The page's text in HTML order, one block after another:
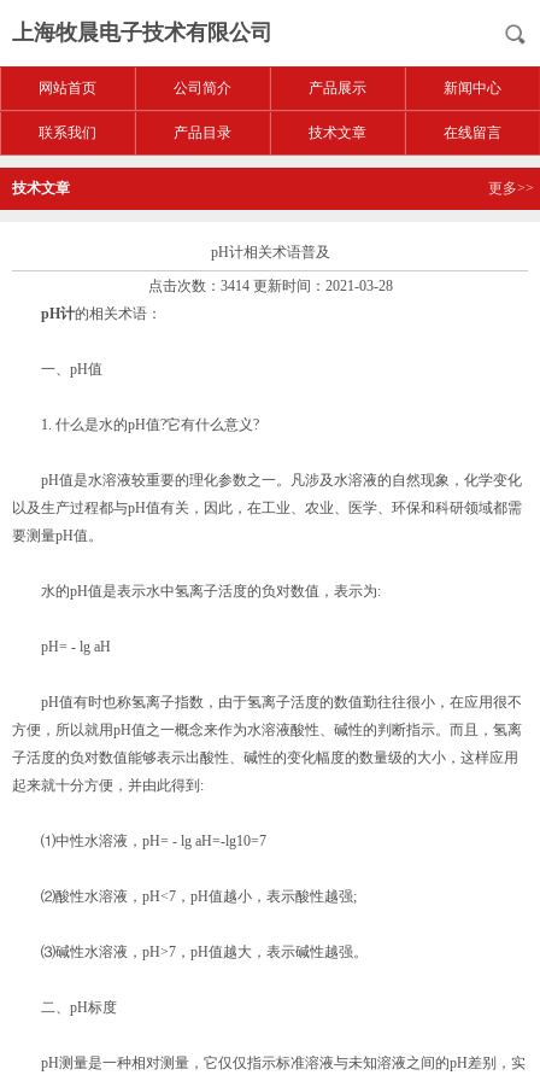
上海牧晨电子技术有限公司
网站首页 公司简介 产品展示 新闻中心
联系我们 产品目录 技术文章 在线留言
技术文章 更多>>
pH计相关术语普及
点击次数：3414 更新时间：2021-03-28
pH计的相关术语：
一、pH值
1. 什么是水的pH值?它有什么意义?
pH值是水溶液较重要的理化参数之一。凡涉及水溶液的自然现象，化学变化
以及生产过程都与pH值有关，因此，在工业、农业、医学、环保和科研领域都需
要测量pH值。
水的pH值是表示水中氢离子活度的负对数值，表示为:
pH= - lg aH
pH值有时也称氢离子指数，由于氢离子活度的数值勤往往很小，在应用很不
方便，所以就用pH值之一概念来作为水溶液酸性、碱性的判断指示。而且，氢离
子活度的负对数值能够表示出酸性、碱性的变化幅度的数量级的大小，这样应用
起来就十分方便，并由此得到:
⑴中性水溶液，pH= - lg aH=-lg10=7
⑵酸性水溶液，pH<7，pH值越小，表示酸性越强;
⑶碱性水溶液，pH>7，pH值越大，表示碱性越强。
二、pH标度
pH测量是一种相对测量，它仅仅指示标准溶液与未知溶液之间的pH差别，实